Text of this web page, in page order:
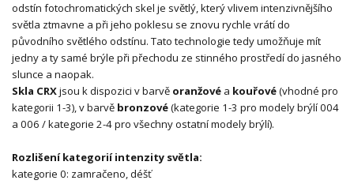
odstín fotochromatických skel je světlý, který vlivem intenzivnějšího
světla ztmavne a při jeho poklesu se znovu rychle vrátí do
původního světlého odstínu. Tato technologie tedy umožňuje mít
jedny a ty samé brýle při přechodu ze stinného prostředí do jasného
slunce a naopak.
Skla CRXjsou k dispozici v barvě oranžové a kouřové(vhodné pro
kategorii 1-3), v barvě bronzové(kategorie 1-3 pro modely brýlí 004
a 006 / kategorie 2-4 pro všechny ostatní modely brýlí).
Rozlišení kategorií intenzity světla:
kategorie 0: zamračeno, déšť